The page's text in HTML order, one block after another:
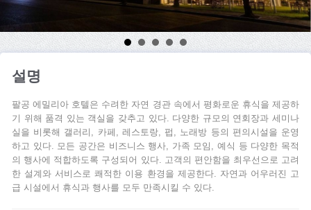
설명
팔공 에밀리아 호텔은 수려한 자연 경관 속에서 평화로운 휴식을 제공하
기 위해 품격 있는 객실을 갖추고 있다. 다양한 규모의 연회장과 세미나
실을 비롯해 갤러리, 카페, 레스토랑, 펍, 노래방 등의 편의시설을 운영
하고 있다. 모든 공간은 비즈니스 행사, 가족 모임, 예식 등 다양한 목적
의 행사에 적합하도록 구성되어 있다. 고객의 편안함을 최우선으로 고려
한 설계와 서비스로 쾌적한 이용 환경을 제공한다. 자연과 어우러진 고
급 시설에서 휴식과 행사를 모두 만족시킬 수 있다.